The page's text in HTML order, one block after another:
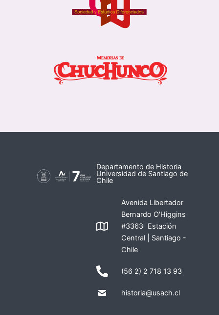
Departamento de Historia
Universidad de Santiago de
Chile
Avenida Libertador
Bernardo O'Higgins
#3363 Estación
Central | Santiago -
Chile
(56 2) 2 718 13 93
historia@usach.cl